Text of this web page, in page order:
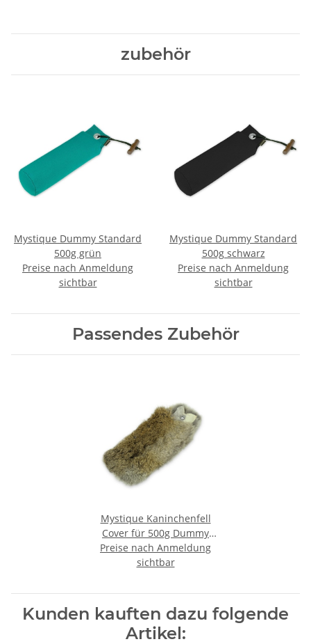
zubehör
Mystique Dummy Standard
500g grün
Preise nach Anmeldung
sichtbar
Mystique Dummy Standard
500g schwarz
Preise nach Anmeldung
sichtbar
Passendes Zubehör
Mystique Kaninchenfell
Cover für 500g Dummy
Überzug
Preise nach Anmeldung
sichtbar
Kunden kauften dazu folgende
Artikel: